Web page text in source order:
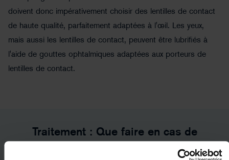
doivent donc impérativement choisir des lentilles de contact
de haute qualité, parfaitement adaptées à l'œil. Les yeux,
mais aussi les lentilles de contact, peuvent être lubrifiés à
l'aide de gouttes ophtalmiques adaptées aux porteurs de
lentilles de contact.
©llhedgehogll - stock.adobe.com
Traitement : Que faire en cas de